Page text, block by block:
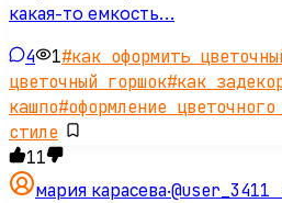
какая-то емкость…
4 1#как оформить
цветочный горшок#как
кашпо#оформление
стиле
11
мария карасева·@user_3411